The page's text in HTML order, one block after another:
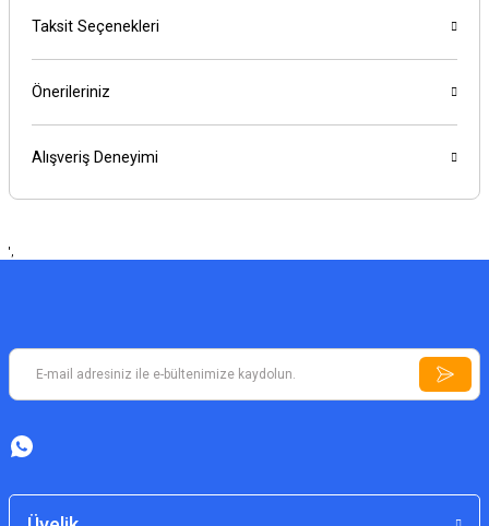
Taksit Seçenekleri
Önerileriniz
Alışveriş Deneyimi
',